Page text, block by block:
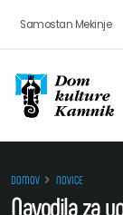
Samostan Mekinje
DOMOV NOVICE
Navodila za